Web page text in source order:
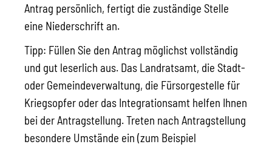
Antrag persönlich, fertigt die zuständige Stelle
eine Niederschrift an.
Tipp: Füllen Sie den Antrag möglichst vollständig
und gut leserlich aus. Das Landratsamt, die Stadt-
oder Gemeindeverwaltung, die Fürsorgestelle für
Kriegsopfer oder das Integrationsamt helfen Ihnen
bei der Antragstellung. Treten nach Antragstellung
besondere Umstände ein (zum Beispiel